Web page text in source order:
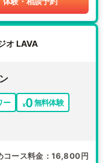
オ LAVA
ー
無料体験
コース料金 16,800円